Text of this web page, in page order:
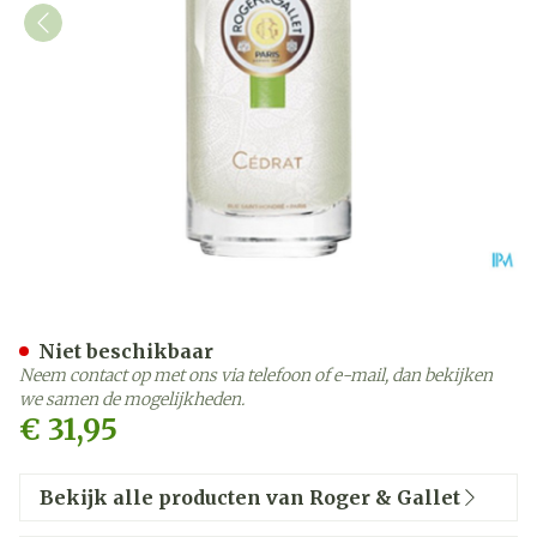
€ 31,95
Niet beschikbaar
Neem contact op met ons via telefoon of e-mail, dan bekijken
we samen de mogelijkheden.
Bekijk alle producten van Roger & Gallet